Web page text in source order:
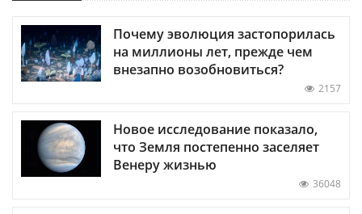
Почему эволюция застопорилась
на миллионы лет, прежде чем
внезапно возобновиться?
2157
Новое исследование показало,
что Земля постепенно заселяет
Венеру жизнью
36048